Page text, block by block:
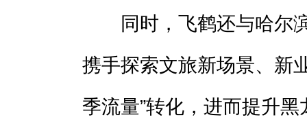
同时，飞鹤还与哈尔滨
携手探索文旅新场景、新
季流量”转化，进而提升